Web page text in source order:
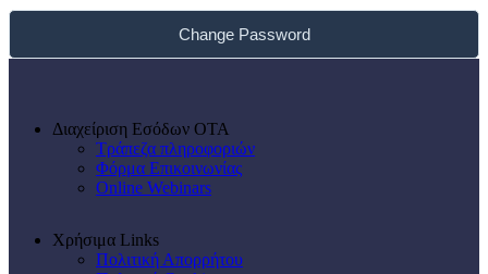
Change Password
Διαχείριση Εσόδων ΟΤΑ
Τράπεζα πληροφοριών
Φόρμα Επικοινωνίας
Online Webinars
Χρήσιμα Links
Πολιτική Απορρήτου